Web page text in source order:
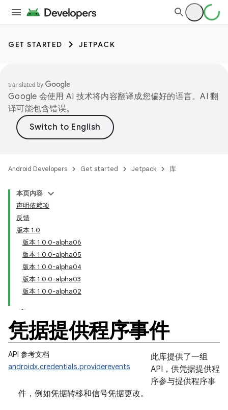
GET STARTED JETPACK
Google 会使用 AI 技术将内容翻译成您偏好的语言。AI 翻
译可能包含错误。
Android Developers Get started Jetpack 库
本页内容
声明依赖项
反馈
版本 1.0
版本 1.0.0-alpha06
版本 1.0.0-alpha05
版本 1.0.0-alpha04
版本 1.0.0-alpha03
版本 1.0.0-alpha02
凭据提供程序事件
API 参考文档
androidx.credentials.providerevents
此库提供了一组
API，供凭据提供程
序参与提供程序事
件，例如凭据转移和信号凭据更改。